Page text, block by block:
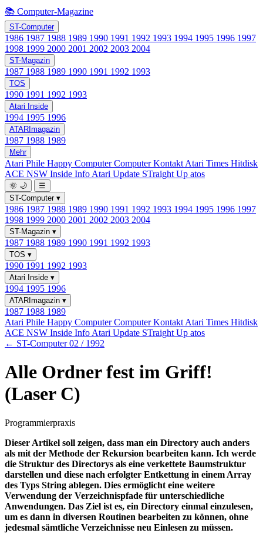
📚 Computer-Magazine
ST-Computer
1986 1987 1988 1989 1990 1991 1992 1993 1994 1995 1996 1997
1998 1999 2000 2001 2002 2003 2004
ST-Magazin
1987 1988 1989 1990 1991 1992 1993
TOS
1990 1991 1992 1993
Atari Inside
1994 1995 1996
ATARImagazin
1987 1988 1989
Mehr
Atari Phile Happy ComputerComputer Kontakt Atari Times Hitdisk
ACE NSW Inside Info Atari Update STraight Up atos
🌞 🌙
☰
ST-Computer ▾
1986 1987 1988 1989 1990 1991 1992 1993 1994 1995 1996 1997
1998 1999 2000 2001 2002 2003 2004
ST-Magazin ▾
1987 1988 1989 1990 1991 1992 1993
TOS ▾
1990 1991 1992 1993
Atari Inside ▾
1994 1995 1996
ATARImagazin ▾
1987 1988 1989
Atari Phile Happy ComputerComputer Kontakt Atari Times Hitdisk
ACE NSW Inside Info Atari Update STraight Up atos
← ST-Computer 02 / 1992
Alle Ordner fest im Griff!
(Laser C)
Programmierpraxis
Dieser Artikel soll zeigen, dass man ein Directory auch anders
als mit der Methode der Rekursion bearbeiten kann. Ich werde
die Struktur des Directorys als eine verkettete Baumstruktur
darstellen und diese nach erfolgter Entkettung in einem Array
des Typs String ablegen. Dies ermöglicht eine weitere
Verwendung der Verzeichnispfade für unterschiedliche
Anwendungen. Das Ziel ist es, ein Directory einmal einzulesen,
um es dann in diversen Routinen bearbeiten zu können, ohne
jedesmal sämtliche Verzeichnisse neu Einlesen zu müssen.